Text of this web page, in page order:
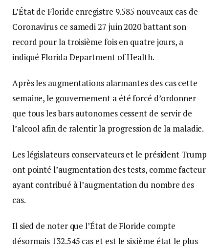
L’État de Floride enregistre 9.585 nouveaux cas de
Coronavirus ce samedi 27 juin 2020 battant son
record pour la troisième fois en quatre jours, a
indiqué Florida Department of Health.
Après les augmentations alarmantes des cas cette
semaine, le gouvernement a été forcé d’ordonner
que tous les bars autonomes cessent de servir de
l’alcool afin de ralentir la progression de la maladie.
Les législateurs conservateurs et le président Trump
ont pointé l’augmentation des tests, comme facteur
ayant contribué à l’augmentation du nombre des
cas.
Il sied de noter que l’État de Floride compte
désormais 132.545 cas et est le sixième état le plus